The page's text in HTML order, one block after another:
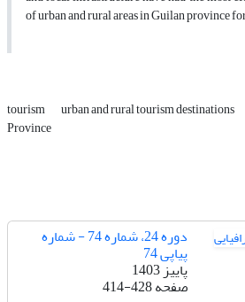
of urban and rural areas in Guilan province
tourism urban and rural tourism destinations
Province
دوره 24، شماره 74 - شماره
پیاپی 74
پاییز 1403
صفحه414-428